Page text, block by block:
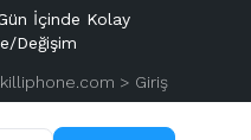
İçinde Kolay
Değişim
> Giriş